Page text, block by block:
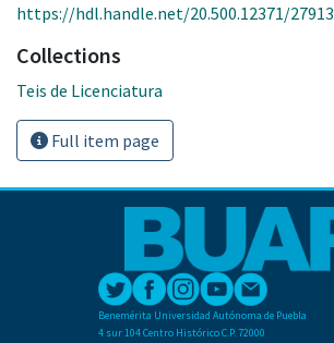
https://hdl.handle.net/20.500.12371/27913
Collections
Teis de Licenciatura
Full item page
Benemérita Universidad Autónoma de Puebla
4 sur 104 Centro Histórico C.P. 72000